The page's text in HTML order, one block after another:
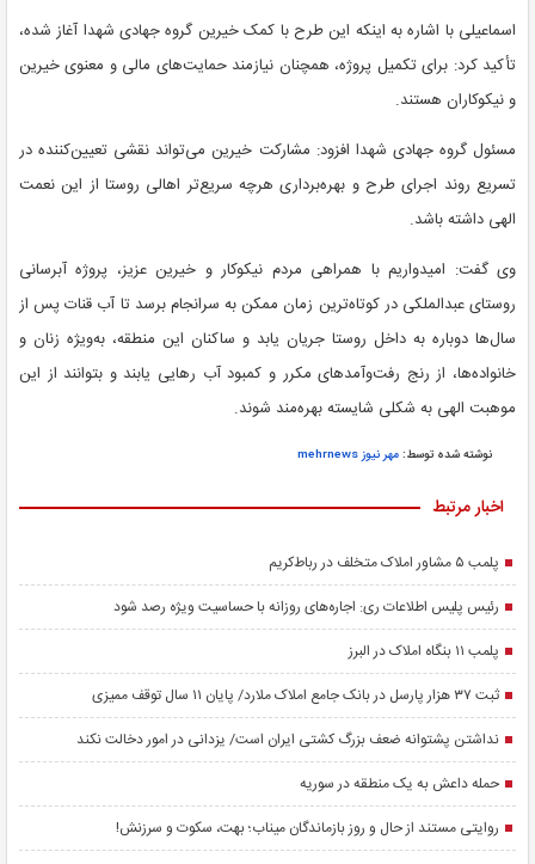
اسماعیلی با اشاره به اینکه این طرح با کمک خیرین گروه جهادی شهدا آغاز شده،
تأکید کرد: برای تکمیل پروژه، همچنان نیازمند حمایت‌های مالی و معنوی خیرین
و نیکوکاران هستند.
مسئول گروه جهادی شهدا افزود: مشارکت خیرین می‌تواند نقشی تعیین‌کننده در
تسریع روند اجرای طرح و بهره‌برداری هرچه سریع‌تر اهالی روستا از این نعمت
الهی داشته باشد.
وی گفت: امیدواریم با همراهی مردم نیکوکار و خیرین عزیز، پروژه آبرسانی
روستای عبدالملکی در کوتاه‌ترین زمان ممکن به سرانجام برسد تا آب قنات پس از
سال‌ها دوباره به داخل روستا جریان یابد و ساکنان این منطقه، به‌ویژه زنان و
خانواده‌ها، از رنج رفت‌وآمدهای مکرر و کمبود آب رهایی یابند و بتوانند از این
موهبت الهی به شکلی شایسته بهره‌مند شوند.
نوشته شده توسط:مهر نیوز mehrnews
اخبار مرتبط
پلمب ۵ مشاور املاک متخلف در رباط‌کریم
رئیس پلیس اطلاعات ری: اجاره‌های روزانه با حساسیت ویژه رصد شود
پلمب ۱۱ بنگاه املاک در البرز
ثبت ۳۷ هزار پارسل در بانک جامع املاک ملارد/ پایان ۱۱ سال توقف ممیزی
نداشتن پشتوانه ضعف بزرگ کشتی ایران است/ یزدانی در امور دخالت نکند
حمله داعش به یک منطقه در سوریه
روایتی مستند از حال و روز بازماندگان میناب؛ بهت، سکوت و سرزنش!